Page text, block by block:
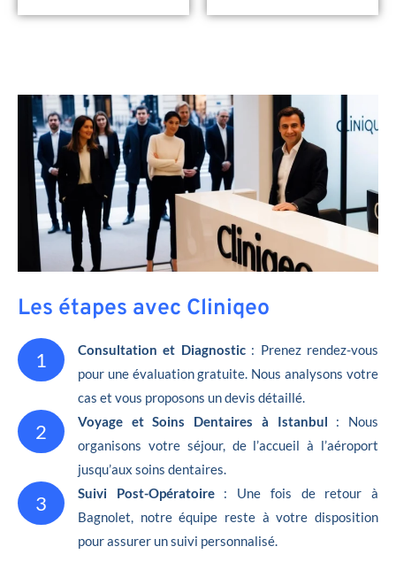
Les étapes avec Cliniqeo
1 Consultation et Diagnostic: Prenez rendez-vous
pour une évaluation gratuite. Nous analysons votre
cas et vous proposons un devis détaillé.
2 Voyage et Soins Dentaires à Istanbul : Nous
organisons votre séjour, de l’accueil à l’aéroport
jusqu’aux soins dentaires.
3 Suivi Post-Opératoire : Une fois de retour à
Bagnolet, notre équipe reste à votre disposition
pour assurer un suivi personnalisé.